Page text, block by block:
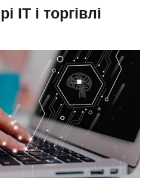
ІТ і торгівлі